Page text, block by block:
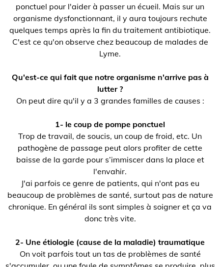
ponctuel pour l'aider à passer un écueil. Mais sur un
organisme dysfonctionnant, il y aura toujours rechute
quelques temps après la fin du traitement antibiotique.
C'est ce qu'on observe chez beaucoup de malades de
Lyme.
Qu'est-ce qui fait que notre organisme n'arrive pas à
lutter ?
On peut dire qu'il y a 3 grandes familles de causes :
1- le coup de pompe ponctuel
Trop de travail, de soucis, un coup de froid, etc. Un
pathogène de passage peut alors profiter de cette
baisse de la garde pour s’immiscer dans la place et
l'envahir.
J'ai parfois ce genre de patients, qui n'ont pas eu
beaucoup de problèmes de santé, surtout pas de nature
chronique. En général ils sont simples à soigner et ça va
donc très vite.
2- Une étiologie (cause de la maladie) traumatique
On voit parfois tout un tas de problèmes de santé